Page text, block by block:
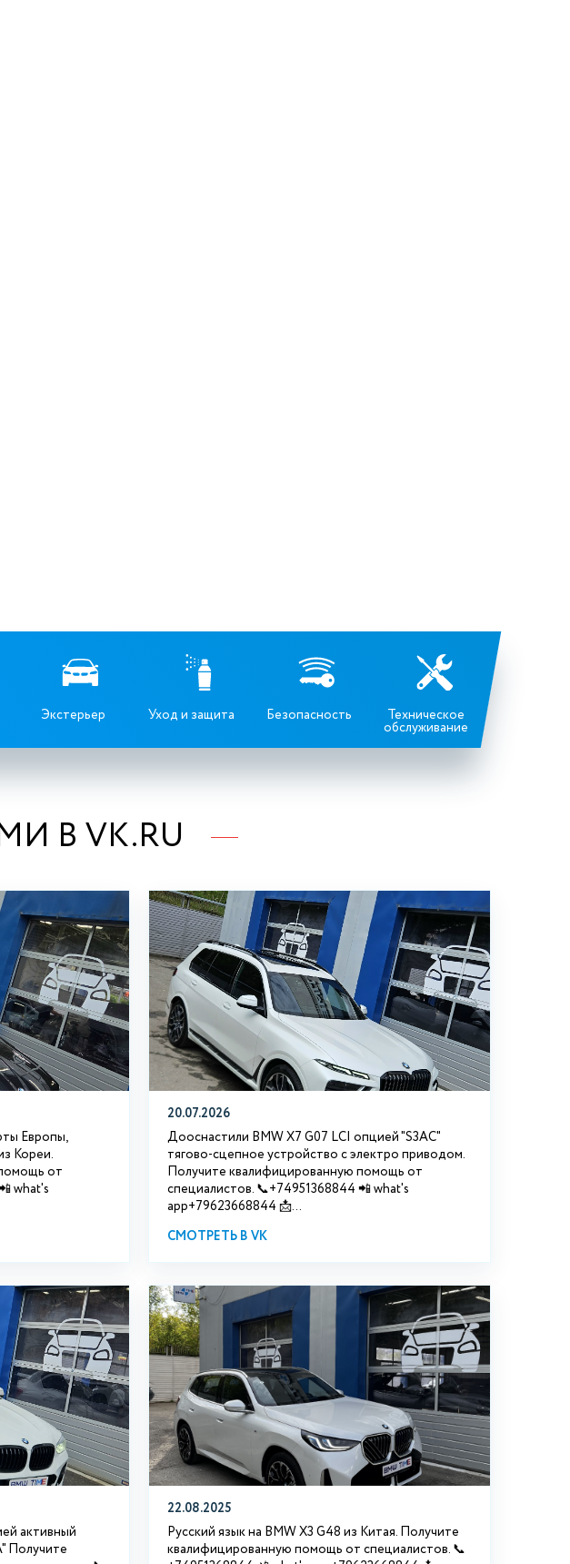
Экстерьер Уход и защита Безопасность Техническое
обслуживание
В VK.RU
Европы,
Кореи.
от
what's
20.07.2026
Дооснастили BMW Х7 G07 LCI опцией "S3АС"
тягово-сцепное устройство с электро приводом.
Получите квалифицированную помощь от
специалистов. 📞+74951368844 📲 what's
app+79623668844 📩...
СМОТРЕТЬ В VK
активный
Получите
22.08.2025
Русский язык на BMW X3 G48 из Китая. Получите
квалифицированную помощь от специалистов. 📞